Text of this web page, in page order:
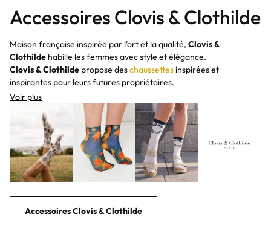
Accessoires Clovis & Clothilde
Maison française inspirée par l’art et la qualité, Clovis &
Clothilde habille les femmes avec style et élégance.
Clovis & Clothilde propose deschaussettesinspirées et
inspirantes pour leurs futures propriétaires.
Voir plus
Accessoires Clovis & Clothilde